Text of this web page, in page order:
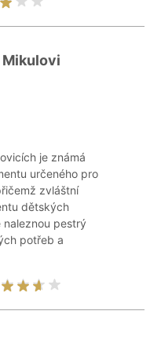
Mikulovi
je známá
určeného pro
zvláštní
dětských
pestrý
potřeb a